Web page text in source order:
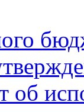
об